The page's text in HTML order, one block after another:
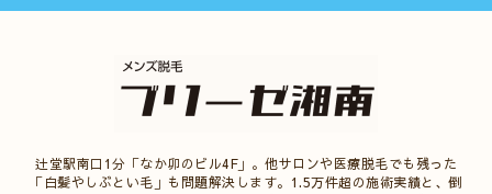
辻堂駅南口1分「なか卯のビル4F」。他サロンや医療脱毛でも残った
「白髪やしぶとい毛」も問題解決します。1.5万件超の施術実績と、倒